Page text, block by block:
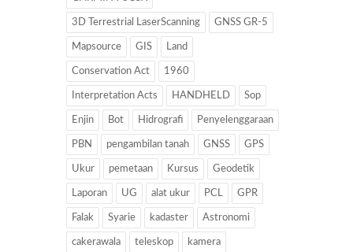
3D Terrestrial LaserScanning GNSS GR-5
Mapsource GIS Land
Conservation Act 1960
Interpretation Acts HANDHELD Sop
Enjin Bot Hidrografi Penyelenggaraan
PBN pengambilan tanah GNSS GPS
Ukur pemetaan Kursus Geodetik
Laporan UG alat ukur PCL GPR
Falak Syarie kadaster Astronomi
cakerawala teleskop kamera